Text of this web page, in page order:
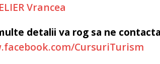
Vrancea
detalii va rog sa ne
CursuriTurism